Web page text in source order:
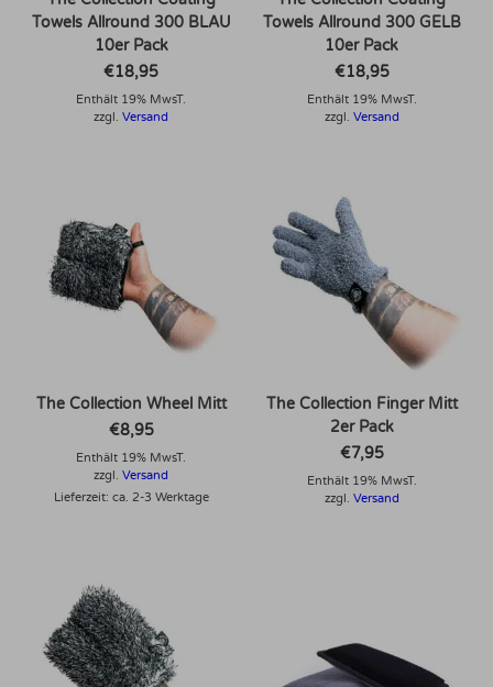
Towels Allround 300 BLAU
10er Pack
€18,95
Enthält 19% MwsT.
zzgl.Versand
Towels Allround 300 GELB
10er Pack
€18,95
Enthält 19% MwsT.
zzgl. Versand
The Collection Wheel Mitt
€8,95
Enthält 19% MwsT.
zzgl.Versand
Lieferzeit: ca. 2-3 Werktage
The Collection Finger Mitt
2er Pack
€7,95
Enthält 19% MwsT.
zzgl. Versand